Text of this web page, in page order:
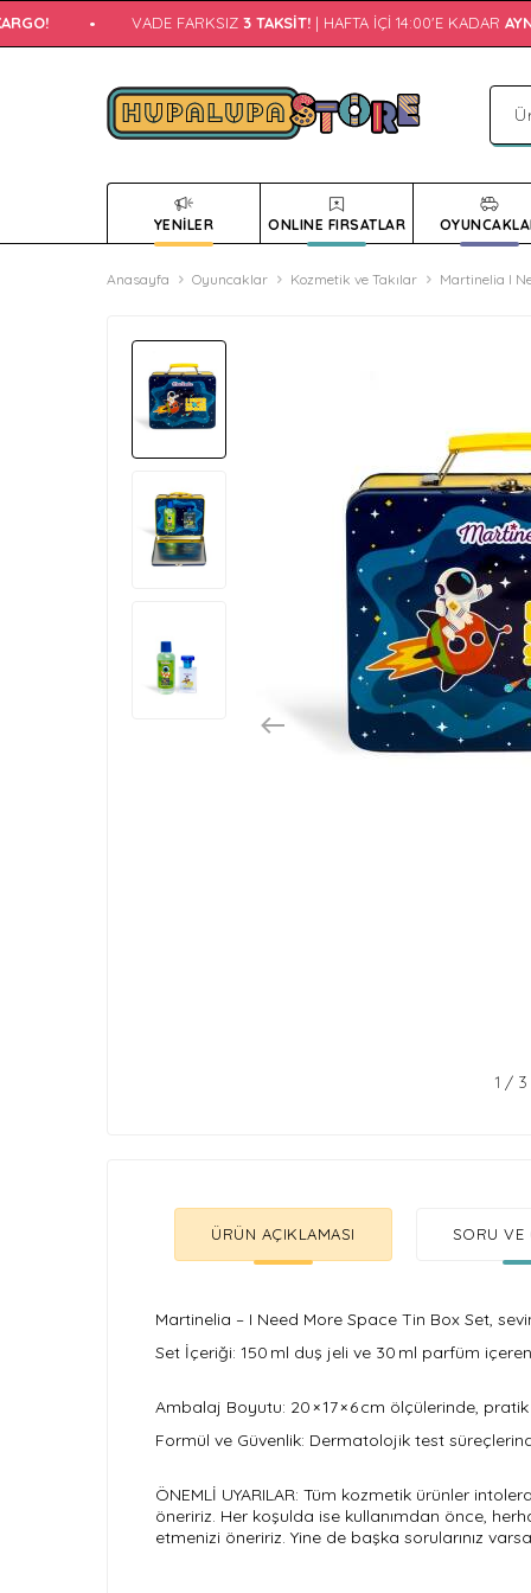
VADE FARKSIZ 3 TAKSIT! | HAFTA İÇI 14:00'E KADAR AYNI
YENİLER ONLINE FIRSATLAR
Anasayfa Oyuncaklar Kozmetik ve Takılar Martinelia I
1 / 3
ÜRÜN AÇIKLAMASI SORU VE
Martinelia – I Need More Space Tin Box Set,
Set İçeriği: 150 ml duş jeli ve 30 ml parfüm
Ambalaj Boyutu: 20 × 17 × 6 cm ölçülerinde,
Formül ve Güvenlik: Dermatolojik test
ÖNEMLİ UYARILAR: Tüm kozmetik ürünler
öneririz. Her koşulda ise kullanımdan önce,
etmenizi öneririz. Yine de başka sorularınız